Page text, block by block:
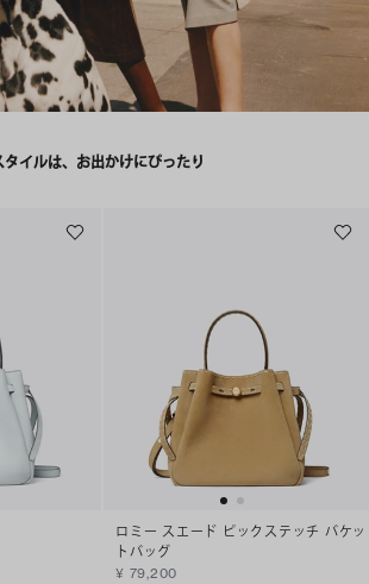
イルは、お出かけにぴったり
ロミー スエード ピックステッチ バケッ
トバッグ
¥ 79,200